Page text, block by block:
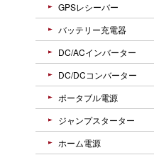
GPSレシーバー
バッテリー充電器
DC/ACインバーター
DC/DCコンバーター
ポータブル電源
ジャンプスターター
ホーム電源